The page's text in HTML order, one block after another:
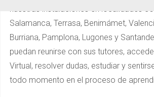
nuestras instalaciones en localidades
Salamanca, Terrasa, Benimámet,
Burriana, Pamplona, Lugones y
puedan reunirse con sus tutores,
Virtual, resolver dudas, estudiar y
todo momento en el proceso de